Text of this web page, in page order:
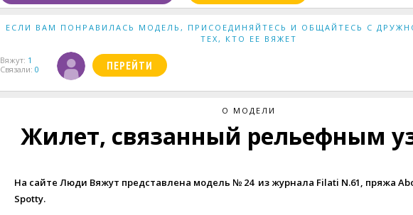
ЕСЛИ ВАМ ПОНРАВИЛАСЬ МОДЕЛЬ, ПРИСОЕДИНЯЙТЕСЬ И ОБЩАЙТЕСЬ С
ТЕХ, КТО ЕЕ ВЯЖЕТ
Вяжут: 1
Связали: 0 ПЕРЕЙТИ
О МОДЕЛИ
Жилет, связанный рельефным
На сайте Люди Вяжут представлена модель № 24 из журнала Filati N.61, пряжа
Spotty.